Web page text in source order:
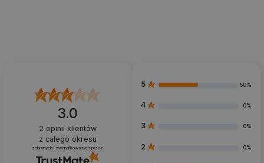
3.0
2 opinii klientów
z całego okresu
zebranych i zweryfikowanych przez
5 50%
4 0%
3 0%
2 0%